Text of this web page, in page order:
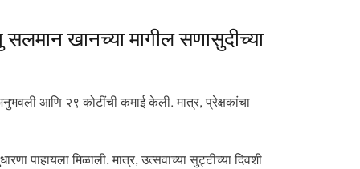
खानच्या मागील सणासुदीच्या
आणि २९ कोटींची कमाई केली. मात्र, प्रेक्षकांचा
पाहायला मिळाली. मात्र, उत्सवाच्या सुट्टीच्या दिवशी